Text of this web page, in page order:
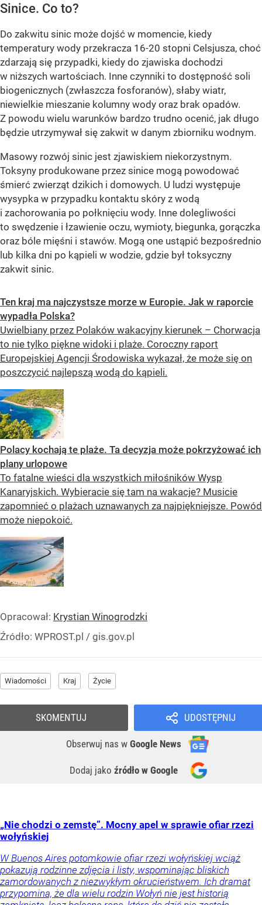
Sinice. Co to?
Do zakwitu sinic może dojść w momencie, kiedy
temperatury wody przekracza 16-20 stopni Celsjusza, choć
zdarzają się przypadki, kiedy do zjawiska dochodzi
w niższych wartościach. Inne czynniki to dostępność soli
biogenicznych (zwłaszcza fosforanów), słaby wiatr,
niewielkie mieszanie kolumny wody oraz brak opadów.
Z powodu wielu warunków bardzo trudno ocenić, jak długo
będzie utrzymywał się zakwit w danym zbiorniku wodnym.
Masowy rozwój sinic jest zjawiskiem niekorzystnym.
Toksyny produkowane przez sinice mogą powodować
śmierć zwierząt dzikich i domowych. U ludzi występuje
wysypka w przypadku kontaktu skóry z wodą
i zachorowania po połknięciu wody. Inne dolegliwości
to swędzenie i łzawienie oczu, wymioty, biegunka, gorączka
oraz bóle mięśni i stawów. Mogą one ustąpić bezpośrednio
lub kilka dni po kąpieli w wodzie, gdzie był toksyczny
zakwit sinic.
Ten kraj ma najczystsze morze w Europie. Jak w raporcie
wypadła Polska?
Uwielbiany przez Polaków wakacyjny kierunek – Chorwacja
to nie tylko piękne widoki i plaże. Coroczny raport
Europejskiej Agencji Środowiska wykazał, że może się on
poszczycić najlepszą wodą do kąpieli.
Polacy kochają te plaże. Ta decyzja może pokrzyżować ich
plany urlopowe
To fatalne wieści dla wszystkich miłośników Wysp
Kanaryjskich. Wybieracie się tam na wakacje? Musicie
zapomnieć o plażach uznawanych za najpiękniejsze. Powód
może niepokoić.
Opracował: Krystian Winogrodzki
Źródło: WPROST.pl / gis.gov.pl
Wiadomości Kraj Życie
UDOSTĘPNIJ
Obserwuj nas w Google News
Dodaj jako źródło w Google
SKOMENTUJ
„Nie chodzi o zemstę”. Mocny apel w sprawie ofiar rzezi
wołyńskiej
W Buenos Aires potomkowie ofiar rzezi wołyńskiej wciąż
pokazują rodzinne zdjęcia i listy, wspominając bliskich
zamordowanych z niezwykłym okrucieństwem. Ich dramat
przypomina, że dla wielu rodzin Wołyń nie jest historią